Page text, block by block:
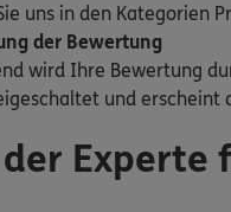
uns in den Kategorien
der Bewertung
wird Ihre Bewertung
und erscheint